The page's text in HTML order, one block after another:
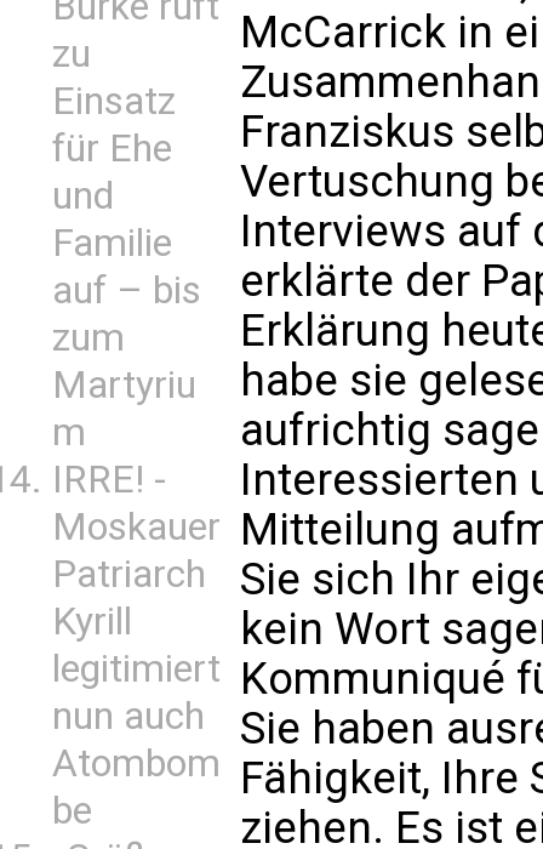
zu
Einsatz
für Ehe
und
Familie
auf – bis
zum
Martyriu
m
IRRE! -
Moskauer
Patriarch
Kyrill
legitimiert
nun auch
Atombom
be
McCarrick in
Franziskus
Vertuschung
Interviews auf
erklärte der
Erklärung
habe sie
aufrichtig
Interessierten
Mitteilung
Sie sich Ihr
kein Wort
Kommuniqué
Sie haben
Fähigkeit, Ihre
ziehen. Es ist